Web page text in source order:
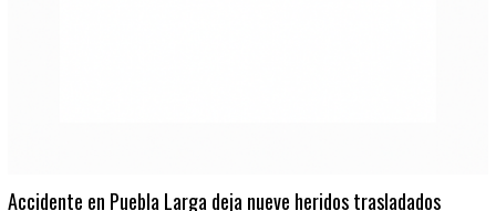
Accidente en Puebla Larga deja nueve heridos trasladados